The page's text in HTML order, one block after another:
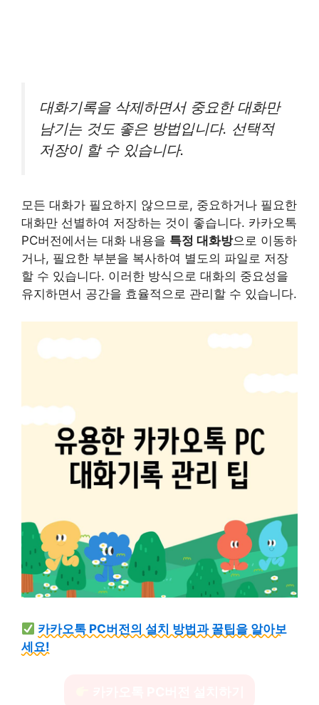
대화기록을 삭제하면서 중요한 대화만
남기는 것도 좋은 방법입니다. 선택적
저장이 할 수 있습니다.
모든 대화가 필요하지 않으므로, 중요하거나 필요한
대화만 선별하여 저장하는 것이 좋습니다. 카카오톡
PC버전에서는 대화 내용을 특정 대화방으로 이동하
거나, 필요한 부분을 복사하여 별도의 파일로 저장
할 수 있습니다. 이러한 방식으로 대화의 중요성을
유지하면서 공간을 효율적으로 관리할 수 있습니다.
카카오톡 PC버전의 설치 방법과 꿀팁을 알아보
세요!